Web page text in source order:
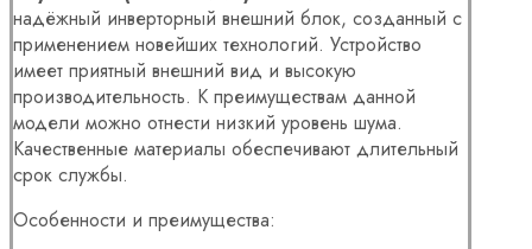
надёжный инверторный внешний блок, созданный с
применением новейших технологий. Устройство
имеет приятный внешний вид и высокую
производительность. К преимуществам данной
модели можно отнести низкий уровень шума.
Качественные материалы обеспечивают длительный
срок службы.
Особенности и преимущества: